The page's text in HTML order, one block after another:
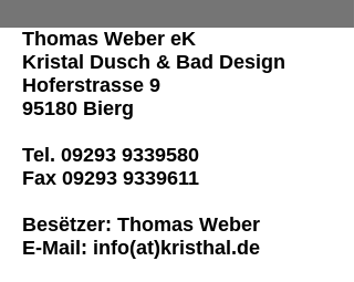
Thomas Weber eK
Kristal Dusch & Bad Design
Hoferstrasse 9
95180 Bierg
Tel. 09293 9339580
Fax 09293 9339611
Besëtzer: Thomas Weber
E-Mail: info(at)kristhal.de